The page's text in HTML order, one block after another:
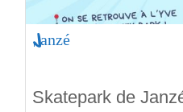
Janzé
Skatepark de